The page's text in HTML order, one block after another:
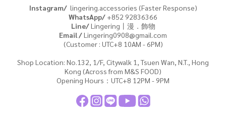
Instagram/lingering.accessories (Faster Response)
WhatsApp/ +852 92836366
Line/Lingering丨漫．飾物
Email /Lingering0908@gmail.com
(Customer : UTC+8 10AM - 6PM)
Shop Location: No.132, 1/F, Citywalk 1, Tsuen Wan, N.T., Hong
Kong (Across from M&S FOOD)
Opening Hours：UTC+8 12PM - 9PM